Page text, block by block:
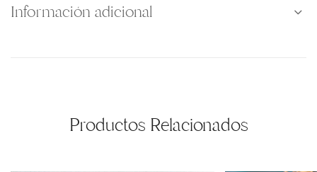
Información adicional
Productos Relacionados